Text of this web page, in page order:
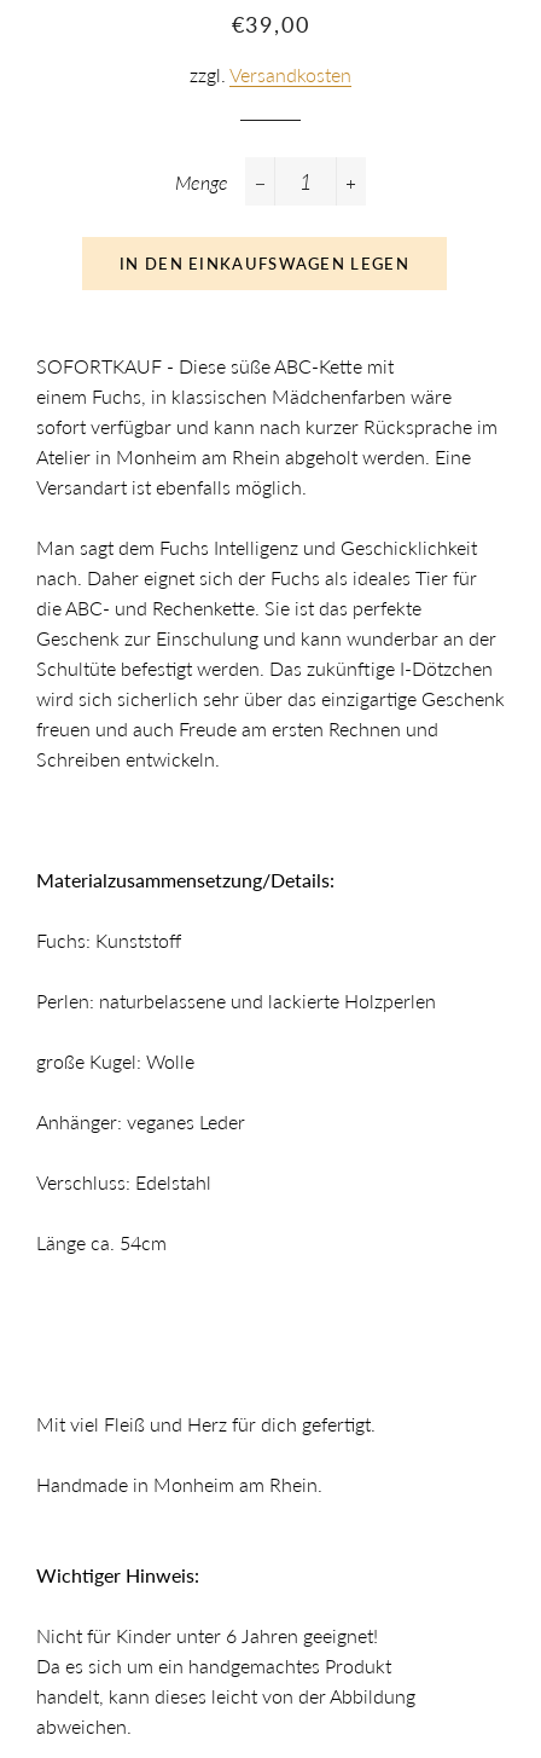
Normaler
Sonderpreis
€39,00
zzgl. Versandkosten
Menge
IN DEN EINKAUFSWAGEN LEGEN
SOFORTKAUF - Diese süße ABC-Kette mit
einem Fuchs, in klassischen Mädchenfarben wäre
sofort verfügbar und kann nach kurzer Rücksprache im
Atelier in Monheim am Rhein abgeholt werden. Eine
Versandart ist ebenfalls möglich.
Man sagt dem Fuchs Intelligenz und Geschicklichkeit
nach. Daher eignet sich der Fuchs als ideales Tier für
die ABC- und Rechenkette. Sie ist das perfekte
Geschenk zur Einschulung und kann wunderbar an der
Schultüte befestigt werden. Das zukünftige I-Dötzchen
wird sich sicherlich sehr über das einzigartige Geschenk
freuen und auch Freude am ersten Rechnen und
Schreiben entwickeln.
Materialzusammensetzung/Details:
Fuchs: Kunststoff
Perlen: naturbelassene und lackierte Holzperlen
große Kugel: Wolle
Anhänger: veganes Leder
Verschluss: Edelstahl
Länge ca. 54cm
Mit viel Fleiß und Herz für dich gefertigt.
Handmade in Monheim am Rhein.
Wichtiger Hinweis:
Nicht für Kinder unter 6 Jahren geeignet!
Da es sich um ein handgemachtes Produkt
handelt, kann dieses leicht von der Abbildung
abweichen.